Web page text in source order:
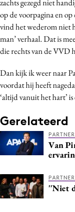
zachts gezegd niet
op de voorpagina en
vind het wederom niet
man’ verhaal. Dat is
die rechts van de VVD
Dan kijk ik weer naar
voordat hij heeft
‘altijd vanuit het hart’
Gerelateerd
Van
''Niet